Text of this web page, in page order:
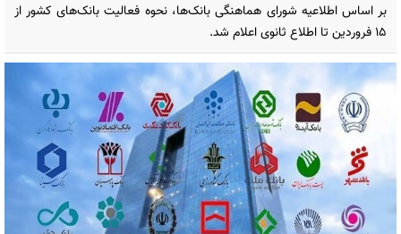
بر اساس اطلاعیه شورای هماهنگی بانک‌ها، نحوه فعالیت بانک‌های کشور از
۱۵ فروردین تا اطلاع ثانوی اعلام شد.